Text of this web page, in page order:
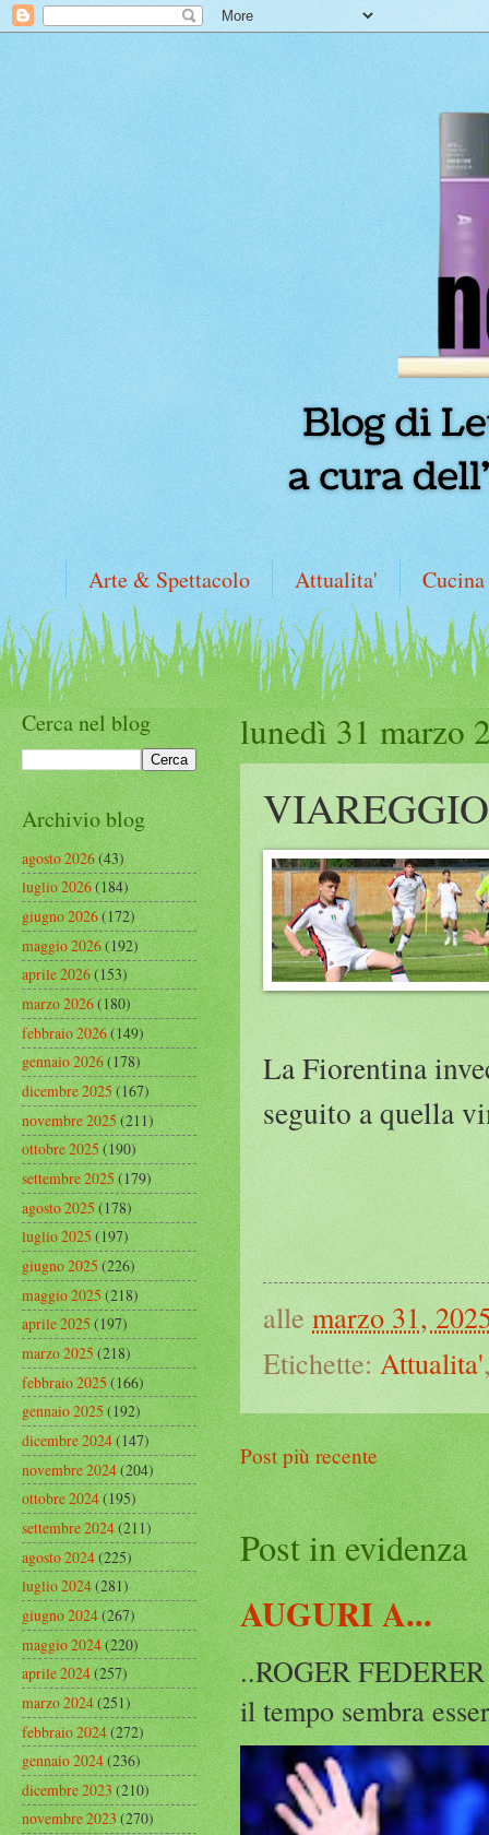
Arte & Spettacolo Attualita' Cucina
lunedì 31 marzo
La Fiorentina
seguito a quella
alle marzo 31,
Etichette: Attualita'
Post più recente
Post in evidenza
AUGURI A...
..ROGER
il tempo sembra
Cerca nel blog
Archivio blog
agosto 2026(43)
luglio 2026(184)
giugno 2026(172)
maggio 2026(192)
aprile 2026(153)
marzo 2026(180)
febbraio 2026(149)
gennaio 2026(178)
dicembre 2025(167)
novembre 2025(211)
ottobre 2025(190)
settembre 2025(179)
agosto 2025(178)
luglio 2025(197)
giugno 2025(226)
maggio 2025(218)
aprile 2025(197)
marzo 2025(218)
febbraio 2025(166)
gennaio 2025(192)
dicembre 2024(147)
novembre 2024(204)
ottobre 2024(195)
settembre 2024(211)
agosto 2024(225)
luglio 2024(281)
giugno 2024(267)
maggio 2024(220)
aprile 2024(257)
marzo 2024(251)
febbraio 2024(272)
gennaio 2024(236)
dicembre 2023(210)
novembre 2023(270)